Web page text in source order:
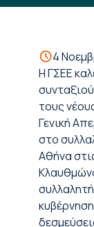
4
Η ΓΣΕΕ
τους
Γενική
στο
Αθήνα